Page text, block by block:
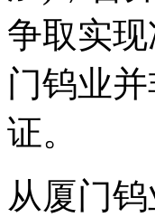
争取实
门钨业
证。
从厦门